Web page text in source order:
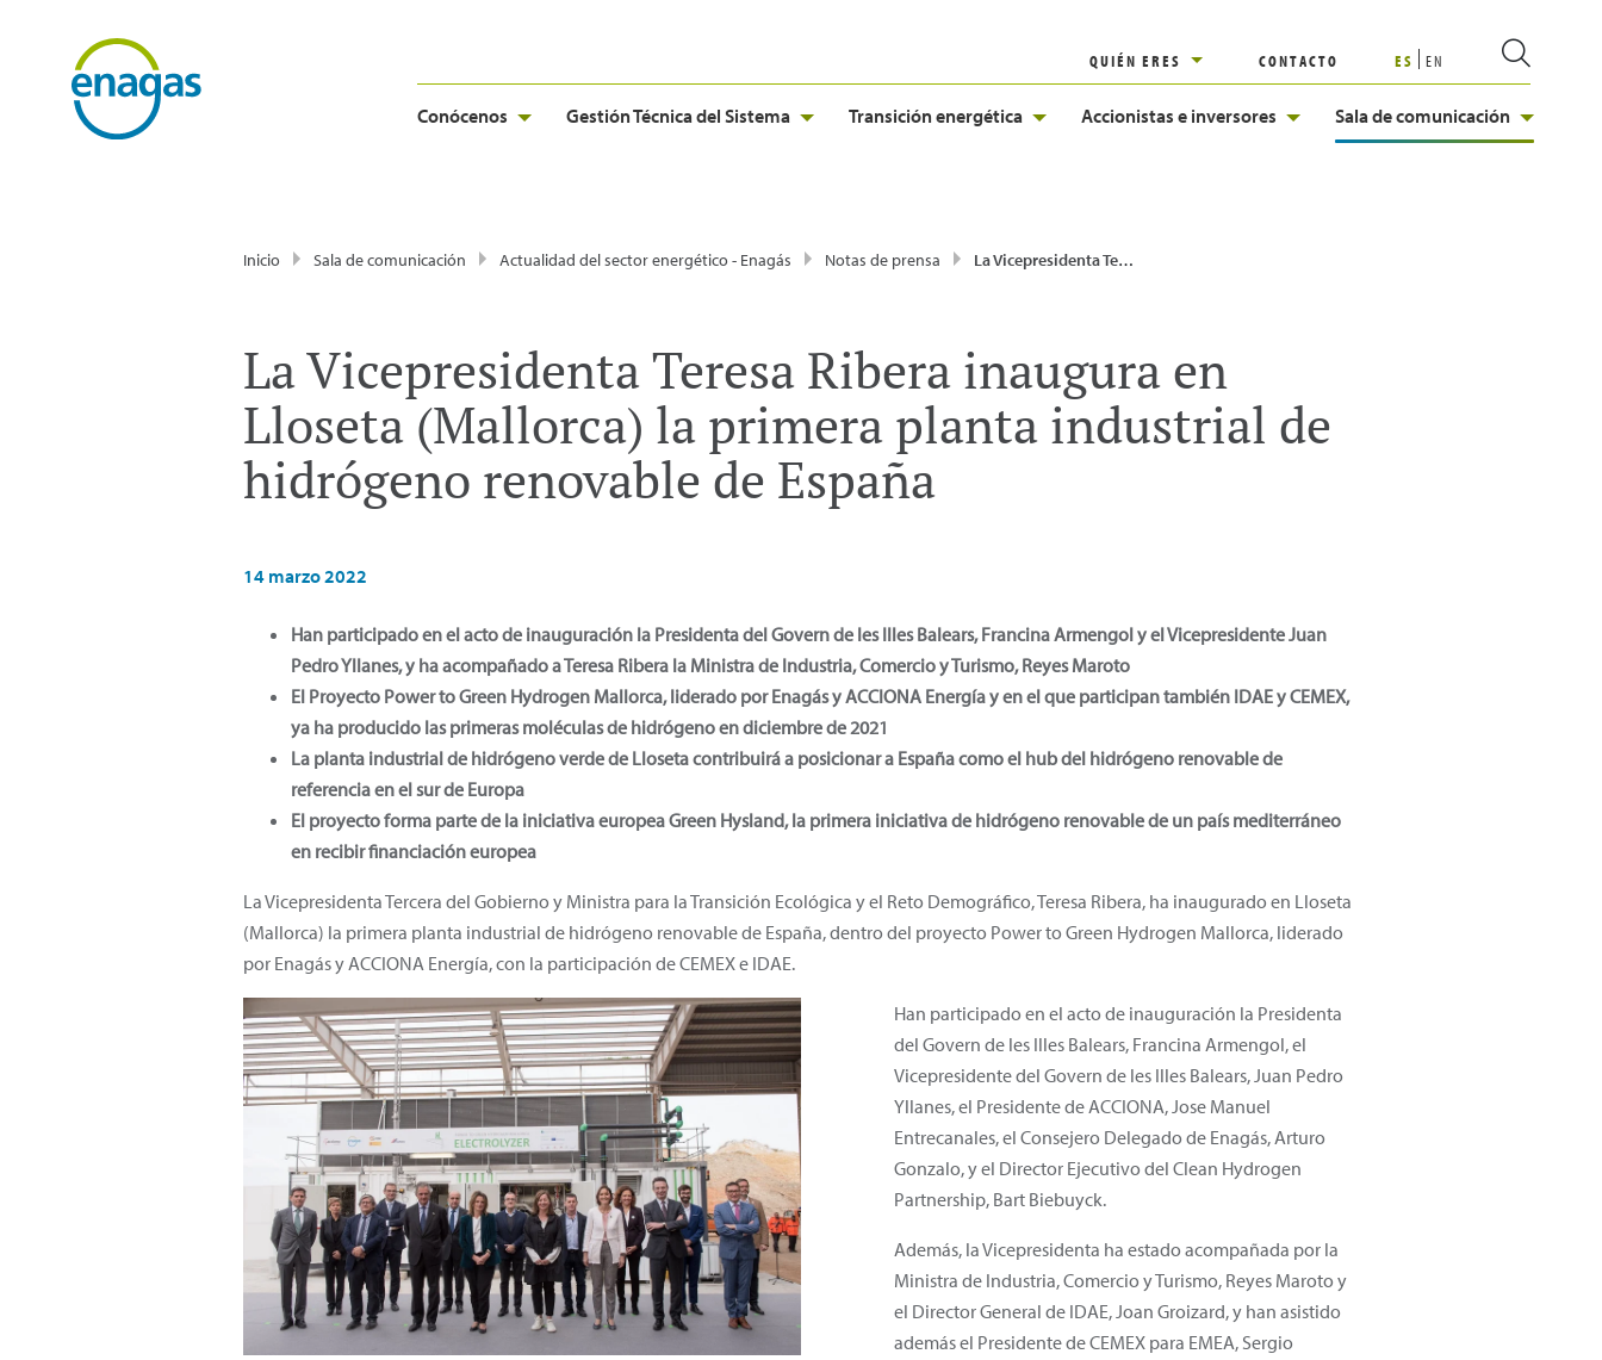
QUIÉN ERES CONTACTO ES EN
Conócenos Gestión Técnica del Sistema Transición energética Accionistas e inversores Sala de comunicación
Inicio Sala de comunicación Actualidad del sector energético - Enagás Notas de prensa La Vicepresidenta Teresa Ribera inaugura en Lloseta (Mallorca) la primera planta industrial de hidrógeno renovable de España
La Vicepresidenta Teresa Ribera inaugura en
Lloseta (Mallorca) la primera planta industrial de
hidrógeno renovable de España
14 marzo 2022
Han participado en el acto de inauguración la Presidenta del Govern de les Illes Balears, Francina Armengol y el Vicepresidente Juan
Pedro Yllanes, y ha acompañado a Teresa Ribera la Ministra de Industria, Comercio y Turismo, Reyes Maroto
El Proyecto Power to Green Hydrogen Mallorca, liderado por Enagás y ACCIONA Energía y en el que participan también IDAE y CEMEX,
ya ha producido las primeras moléculas de hidrógeno en diciembre de 2021
La planta industrial de hidrógeno verde de Lloseta contribuirá a posicionar a España como el hub del hidrógeno renovable de
referencia en el sur de Europa
El proyecto forma parte de la iniciativa europea Green Hysland, la primera iniciativa de hidrógeno renovable de un país mediterráneo
en recibir financiación europea
La Vicepresidenta Tercera del Gobierno y Ministra para la Transición Ecológica y el Reto Demográfico, Teresa Ribera, ha inaugurado en Lloseta
(Mallorca) la primera planta industrial de hidrógeno renovable de España, dentro del proyecto Power to Green Hydrogen Mallorca, liderado
por Enagás y ACCIONA Energía, con la participación de CEMEX e IDAE.
Han participado en el acto de inauguración la Presidenta
del Govern de les Illes Balears, Francina Armengol, el
Vicepresidente del Govern de les Illes Balears, Juan Pedro
Yllanes, el Presidente de ACCIONA, Jose Manuel
Entrecanales, el Consejero Delegado de Enagás, Arturo
Gonzalo, y el Director Ejecutivo del Clean Hydrogen
Partnership, Bart Biebuyck.
Además, la Vicepresidenta ha estado acompañada por la
Ministra de Industria, Comercio y Turismo, Reyes Maroto y
el Director General de IDAE, Joan Groizard, y han asistido
además el Presidente de CEMEX para EMEA, Sergio